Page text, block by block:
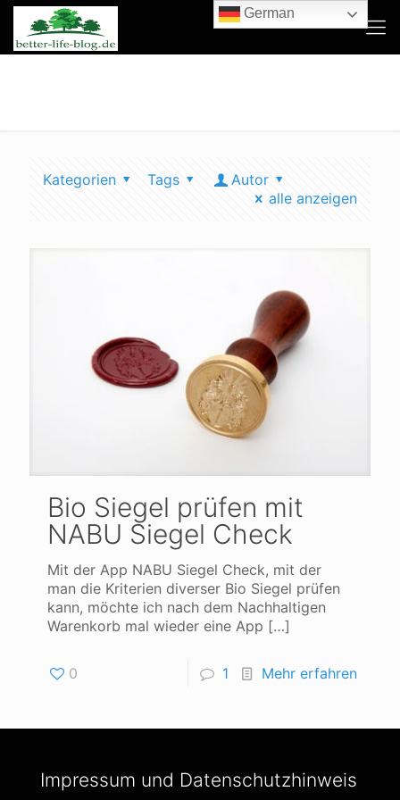
Kategorien Tags
Autor
alle anzeigen
Bio Siegel prüfen mit
NABU Siegel Check
Mit der App NABU Siegel Check, mit der
man die Kriterien diverser Bio Siegel prüfen
kann, möchte ich nach dem Nachhaltigen
Warenkorb mal wieder eine App […]
0 1 Mehr erfahren
Impressum und Datenschutzhinweis
German